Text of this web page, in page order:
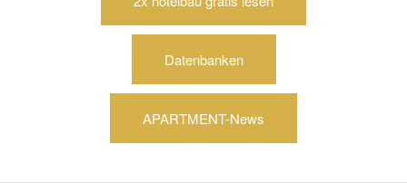
Datenbanken
APARTMENT-News